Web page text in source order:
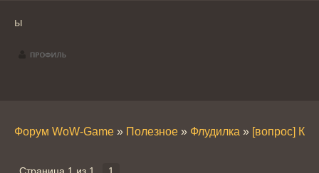
ы
Форум WoW-Game » Полезное » Флудилка » [вопрос]